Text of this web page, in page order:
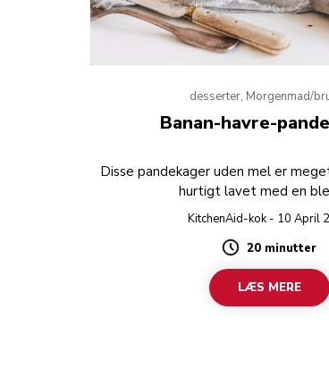
desserter, Morgenmad/
Banan-havre-
Disse pandekager uden mel er
hurtigt lavet med en
KitchenAid-kok - 10 April
Duration
20 minutter
LÆS MERE